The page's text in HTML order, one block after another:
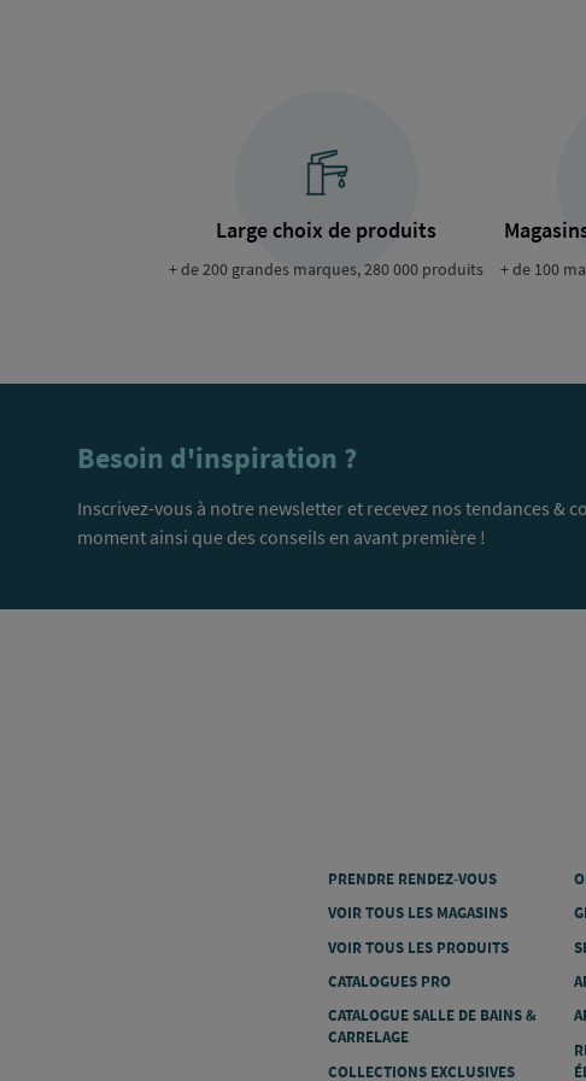
Large choix de produits
+ de 200 grandes marques, 280 000 produits + de 100
Besoin d'inspiration ?
Inscrivez-vous à notre newsletter et recevez nos tendances &
moment ainsi que des conseils en avant première !
PRENDRE RENDEZ-VOUS
VOIR TOUS LES MAGASINS
VOIR TOUS LES PRODUITS
CATALOGUES PRO
CATALOGUE SALLE DE BAINS &
CARRELAGE
COLLECTIONS EXCLUSIVES